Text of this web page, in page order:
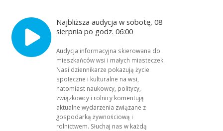
Najbliższa audycja w sobotę, 08
sierpnia po godz. 06:00
Audycja informacyjna skierowana do
mieszkańców wsi i małych miasteczek.
Nasi dziennikarze pokazują życie
społeczne i kulturalne na wsi,
natomiast naukowcy, politycy,
związkowcy i rolnicy komentują
aktualne wydarzenia związane z
gospodarką żywnościową i
rolnictwem. Słuchaj nas w każdą